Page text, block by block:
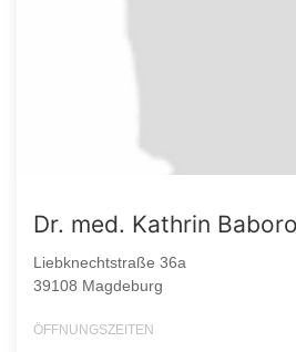
Dr. med. Kathrin
Liebknechtstraße 36a
39108 Magdeburg
ÖFFNUNGSZEITEN